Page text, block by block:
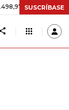
+$ 8.753,81 +2,19%
SUSCRÍBASE